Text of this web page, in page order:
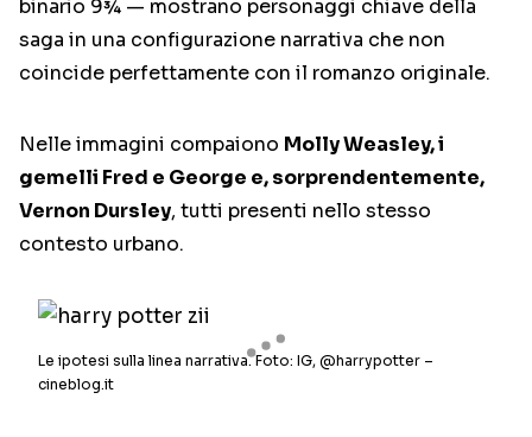
binario 9¾ — mostrano personaggi chiave della
saga in una configurazione narrativa che non
coincide perfettamente con il romanzo originale.
Nelle immagini compaiono Molly Weasley, i
gemelli Fred e George e, sorprendentemente,
Vernon Dursley, tutti presenti nello stesso
contesto urbano.
Le ipotesi sulla linea narrativa. Foto: IG, @harrypotter –
cineblog.it